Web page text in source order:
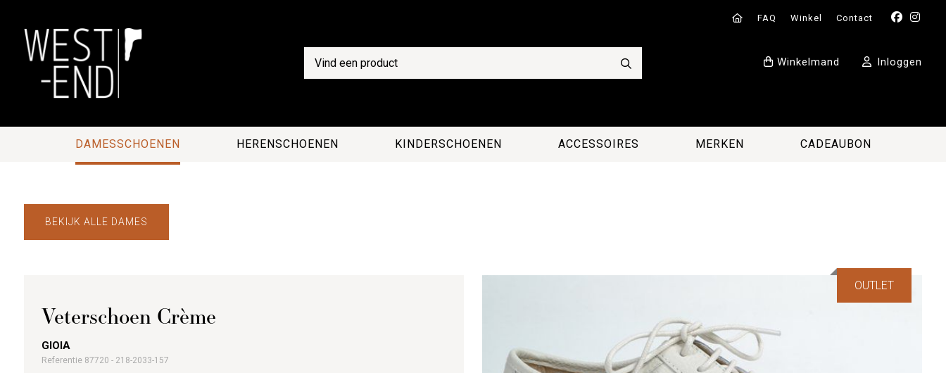
FAQ Winkel Contact
Inloggen
Winkelmand
DAMESSCHOENEN HERENSCHOENEN KINDERSCHOENEN ACCESSOIRES MERKEN CADEAUBON
BEKIJK ALLE DAMES
OUTLET
Veterschoen Crème
GIOIA
Referentie 87720 - 218-2033-157